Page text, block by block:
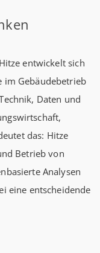
entwickelt sich
im Gebäudebetrieb
Daten und
das: Hitze
Betrieb von
Analysen
eine entscheidende